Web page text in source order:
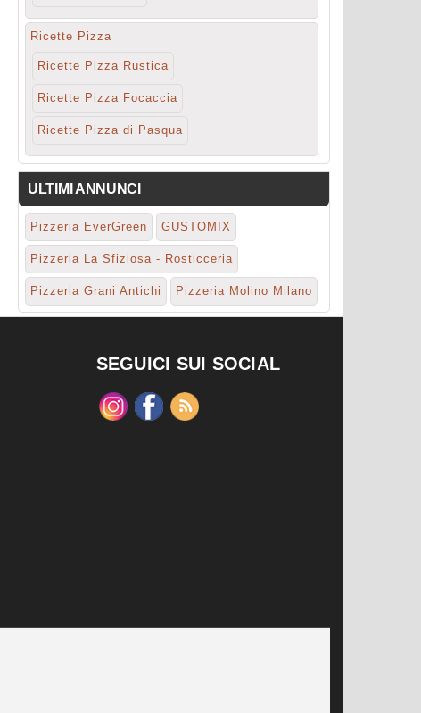
Ricette Pizza
Ricette Pizza Rustica
Ricette Pizza Focaccia
Ricette Pizza di Pasqua
ULTIMI ANNUNCI
Pizzeria EverGreen GUSTOMIX
Pizzeria La Sfiziosa - Rosticceria
Pizzeria Grani Antichi Pizzeria Molino Milano
SEGUICI SUI SOCIAL